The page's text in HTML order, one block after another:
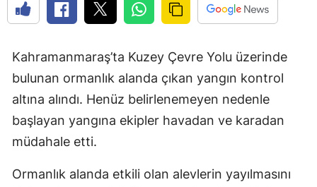
Kahramanmaraş’ta Kuzey Çevre Yolu üzerinde
bulunan ormanlık alanda çıkan yangın kontrol
altına alındı. Henüz belirlenemeyen nedenle
başlayan yangına ekipler havadan ve karadan
müdahale etti.
Ormanlık alanda etkili olan alevlerin yayılmasını